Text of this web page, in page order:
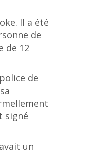
Il a été
de
de 12
de
signé
un